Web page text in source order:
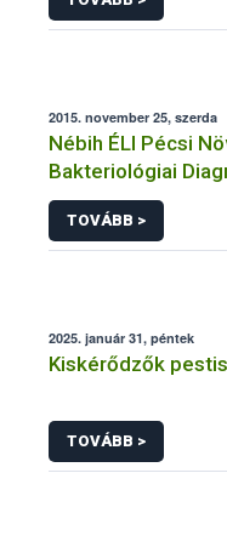
2015. november 25, szerda
Nébih ÉLI Pécsi
Bakteriológiai
Laboratórium
TOVÁBB >
2025. január 31, péntek
Kiskérődzők
TOVÁBB >